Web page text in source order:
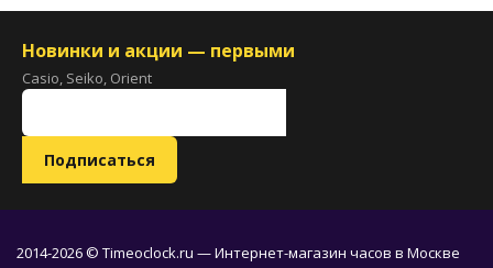
Новинки и акции — первыми
Casio, Seiko, Orient
2014-2026 © Timeoclock.ru — Интернет-магазин часов в Москве